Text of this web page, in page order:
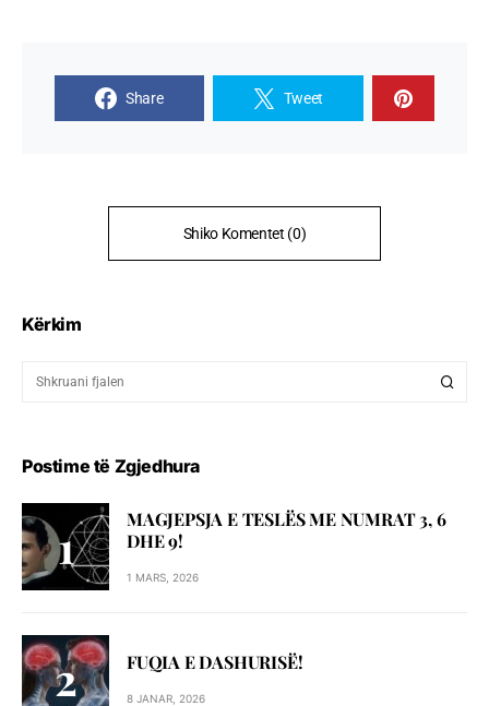
Share Tweet
Shiko Komentet (0)
Kërkim
Postime të Zgjedhura
MAGJEPSJA E TESLËS ME NUMRAT 3, 6
DHE 9!
1 MARS, 2026
FUQIA E DASHURISË!
8 JANAR, 2026